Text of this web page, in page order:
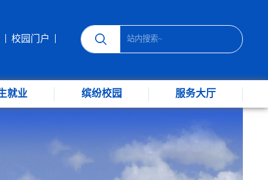
校园门户
就业 缤纷校园 服务大厅